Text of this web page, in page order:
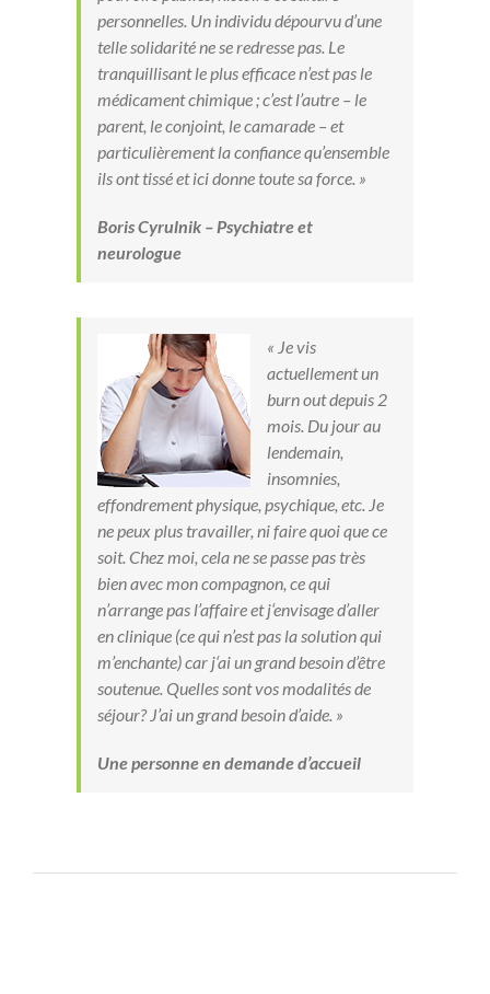
personnelles. Un individu dépourvu d’une
telle solidarité ne se redresse pas. Le
tranquillisant le plus efficace n’est pas le
médicament chimique ; c’est l’autre – le
parent, le conjoint, le camarade – et
particulièrement la confiance qu’ensemble
ils ont tissé et ici donne toute sa force. »
Boris Cyrulnik – Psychiatre et
neurologue
« Je vis
actuellement un
burn out depuis 2
mois. Du jour au
lendemain,
insomnies,
effondrement physique, psychique, etc. Je
ne peux plus travailler, ni faire quoi que ce
soit. Chez moi, cela ne se passe pas très
bien avec mon compagnon, ce qui
n’arrange pas l’affaire et j‘envisage d’aller
en clinique (ce qui n’est pas la solution qui
m’enchante) car j‘ai un grand besoin d’être
soutenue. Quelles sont vos modalités de
séjour? J’ai un grand besoin d’aide. »
Une personne en demande d’accueil